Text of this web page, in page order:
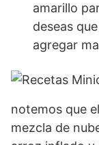
amarillo
deseas
agregar
notemos que
mezcla de